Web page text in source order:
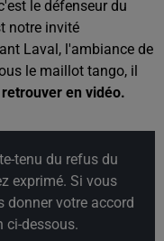
le défenseur du
notre invité
Laval, l'ambiance de
le maillot tango, il
en vidéo.
tenu du refus du
exprimé. Si vous
donner votre accord
ci-dessous.